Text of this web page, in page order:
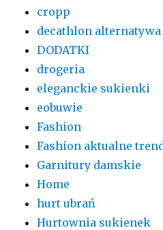
cropp
decathlon alternatywa
DODATKI
drogeria
eleganckie sukienki
eobuwie
Fashion
Fashion aktualne
Garnitury damskie
Home
hurt ubrań
Hurtownia sukienek